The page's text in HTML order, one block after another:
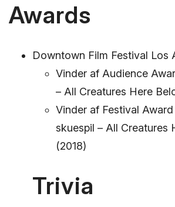
Awards
Downtown Film Festival Los
Vinder af Audience
– All Creatures Here
Vinder af Festival
skuespil – All Creatures
(2018)
Trivia